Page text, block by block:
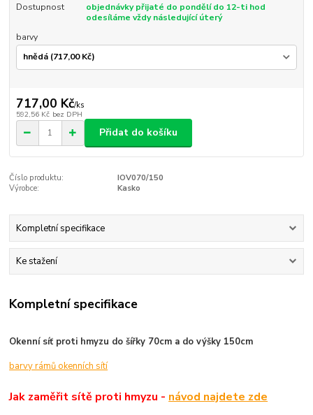
Dostupnost
objednávky přijaté do pondělí do 12-ti hod
odesíláme vždy následující úterý
barvy
717,00 Kč/ks
592,56 Kč bez DPH
Přidat do košíku
Číslo produktu:
IOV070/150
Výrobce:
Kasko
Kompletní specifikace
Ke stažení
Kompletní specifikace
Okenní síť proti hmyzu do šířky 70cm a do výšky 150cm
barvy rámů okenních sítí
Jak zaměřit sítě proti hmyzu - návod najdete zde